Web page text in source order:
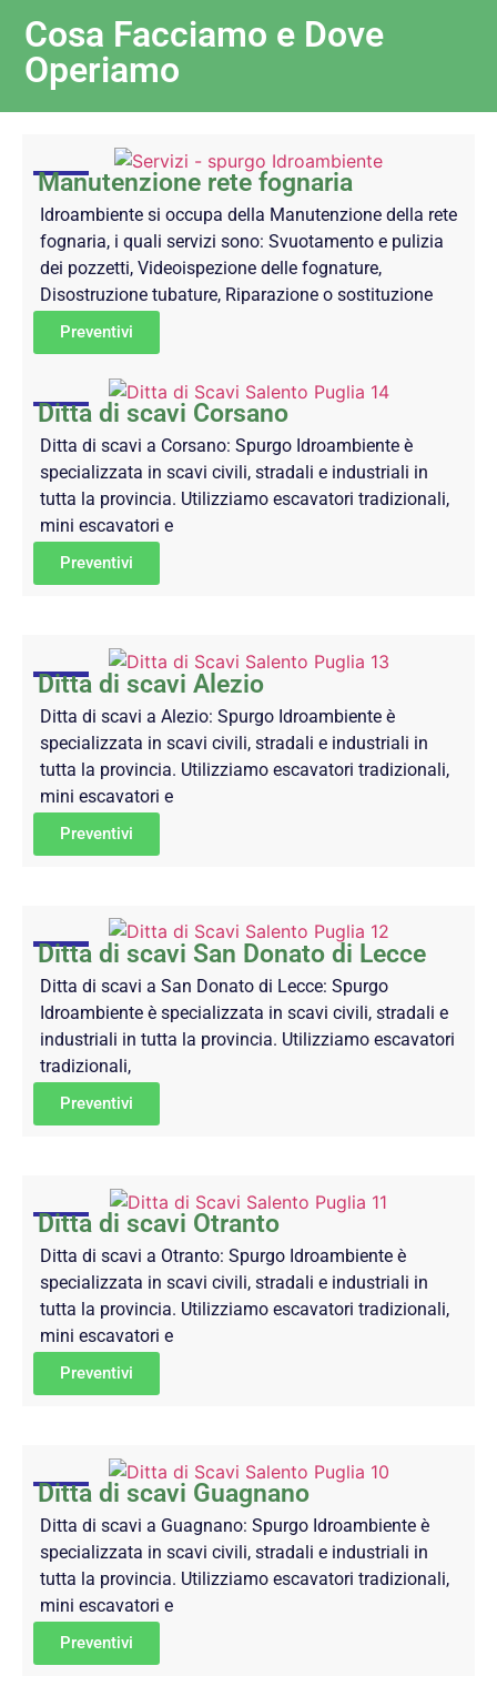
Cosa Facciamo e Dove
Operiamo
Manutenzione rete fognaria
Idroambiente si occupa della Manutenzione della rete
fognaria, i quali servizi sono: Svuotamento e pulizia
dei pozzetti, Videoispezione delle fognature,
Disostruzione tubature, Riparazione o sostituzione
Preventivi
Ditta di scavi Corsano
Ditta di scavi a Corsano: Spurgo Idroambiente è
specializzata in scavi civili, stradali e industriali in
tutta la provincia. Utilizziamo escavatori tradizionali,
mini escavatori e
Preventivi
Ditta di scavi Alezio
Ditta di scavi a Alezio: Spurgo Idroambiente è
specializzata in scavi civili, stradali e industriali in
tutta la provincia. Utilizziamo escavatori tradizionali,
mini escavatori e
Preventivi
Ditta di scavi San Donato di Lecce
Ditta di scavi a San Donato di Lecce: Spurgo
Idroambiente è specializzata in scavi civili, stradali e
industriali in tutta la provincia. Utilizziamo escavatori
tradizionali,
Preventivi
Ditta di scavi Otranto
Ditta di scavi a Otranto: Spurgo Idroambiente è
specializzata in scavi civili, stradali e industriali in
tutta la provincia. Utilizziamo escavatori tradizionali,
mini escavatori e
Preventivi
Ditta di scavi Guagnano
Ditta di scavi a Guagnano: Spurgo Idroambiente è
specializzata in scavi civili, stradali e industriali in
tutta la provincia. Utilizziamo escavatori tradizionali,
mini escavatori e
Preventivi